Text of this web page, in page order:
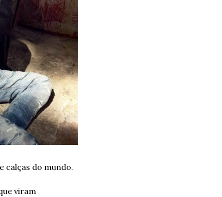
calças do mundo.
viram